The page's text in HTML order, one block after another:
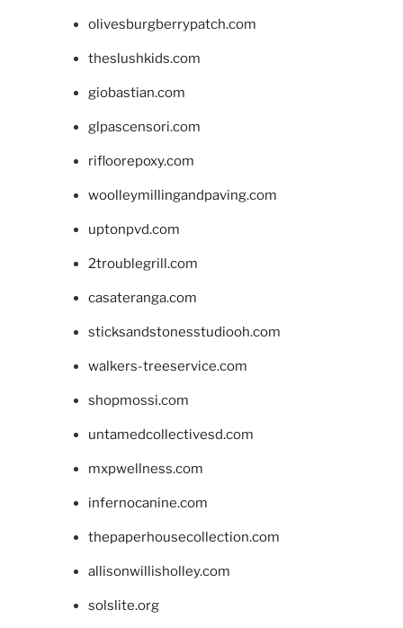
olivesburgberrypatch.com
theslushkids.com
giobastian.com
glpascensori.com
rifloorepoxy.com
woolleymillingandpaving.com
uptonpvd.com
2troublegrill.com
casateranga.com
sticksandstonesstudiooh.com
walkers-treeservice.com
shopmossi.com
untamedcollectivesd.com
mxpwellness.com
infernocanine.com
thepaperhousecollection.com
allisonwillisholley.com
solslite.org